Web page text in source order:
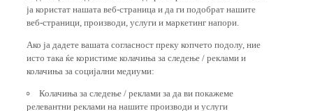
ја користат нашата веб-страница и да ги подобрат нашите
веб-страници, производи, услуги и маркетинг напори.
Ако ја дадете вашата согласност преку копчето подолу, ние
исто така ќе користиме колачиња за следење / реклами и
колачиња за социјални медиуми:
Колачиња за следење / реклами за да ви покажеме
релевантни реклами на нашите производи и услуги